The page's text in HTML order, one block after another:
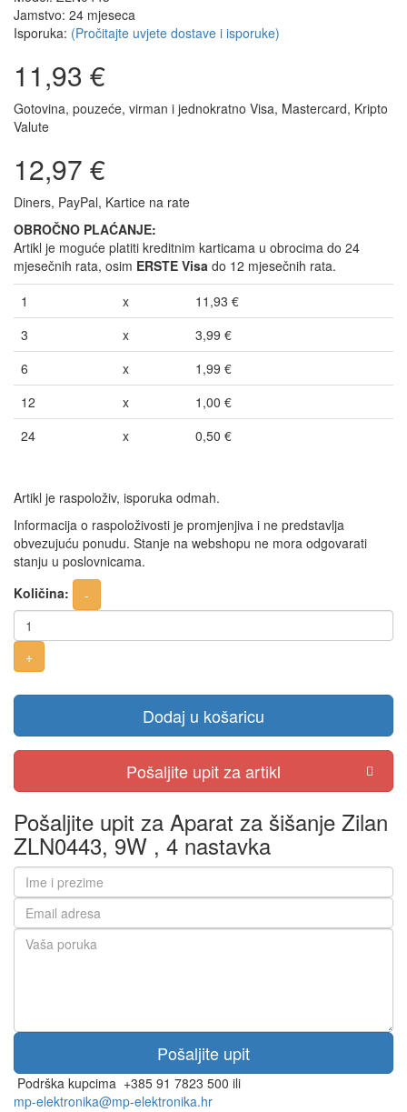
Jamstvo: 24 mjeseca
Isporuka: (Pročitajte uvjete dostave i isporuke)
11,93 €
Gotovina, pouzeće, virman i jednokratno Visa, Mastercard, Kripto
Valute
12,97 €
Diners, PayPal, Kartice na rate
OBROČNO PLAĆANJE:
Artikl je moguće platiti kreditnim karticama u obrocima do 24
mjesečnih rata, osim ERSTE Visa do 12 mjesečnih rata.
1
x
11,93 €
3
x
3,99 €
6
x
1,99 €
12
x
1,00 €
24
x 0,50 €
Artikl je raspoloživ, isporuka odmah.
Informacija o raspoloživosti je promjenjiva i ne predstavlja
obvezujuću ponudu. Stanje na webshopu ne mora odgovarati
stanju u poslovnicama.
Količina:
Dodaj u košaricu
Pošaljite upit za Aparat za šišanje Zilan
ZLN0443, 9W , 4 nastavka
Podrška kupcima +385 91 7823 500 ili
mp-elektronika@mp-elektronika.hr